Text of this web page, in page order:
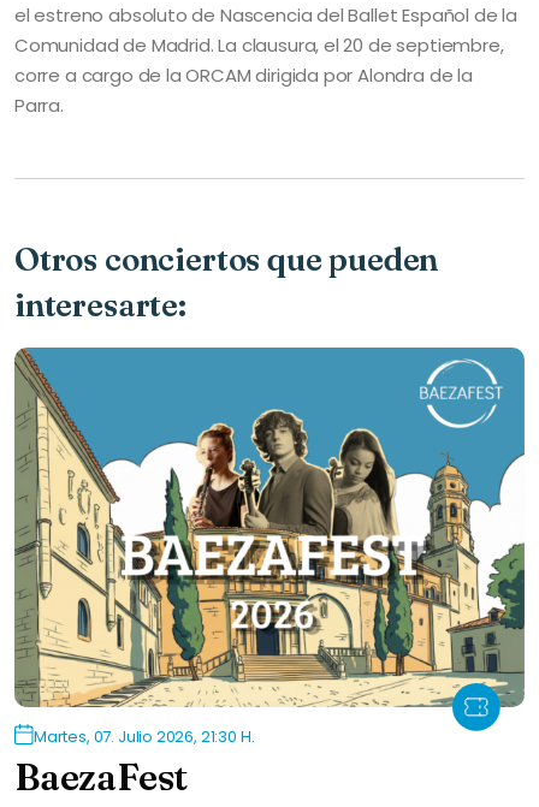
el estreno absoluto de Nascencia del Ballet Español de la
Comunidad de Madrid. La clausura, el 20 de septiembre,
corre a cargo de la ORCAM dirigida por Alondra de la
Parra.
Otros conciertos que pueden
interesarte:
Martes, 07. Julio 2026, 21:30 H.
BaezaFest